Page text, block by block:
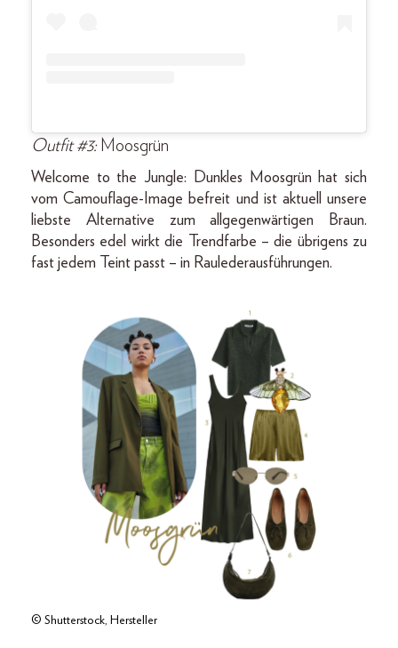
Outfit #3: Moosgrün
Welcome to the Jungle: Dunkles Moosgrün hat sich
vom Camouﬂage-Image befreit und ist aktuell unsere
liebste Alternative zum allgegenwärtigen Braun.
Besonders edel wirkt die Trendfarbe – die übrigens zu
fast jedem Teint passt – in Raulederausführungen.
© Shutterstock, Hersteller